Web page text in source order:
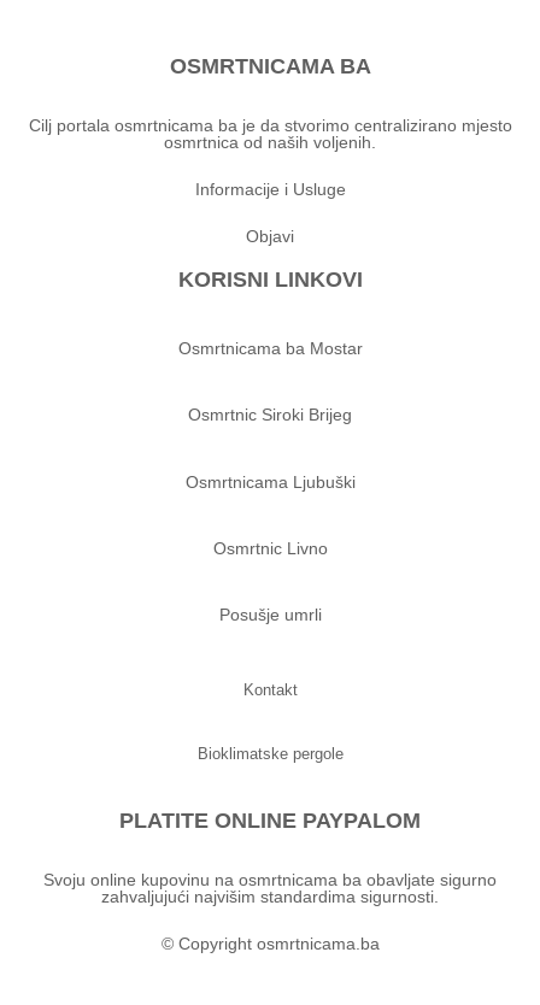
OSMRTNICAMA BA
Cilj portala osmrtnicama ba je da stvorimo centralizirano mjesto
osmrtnica od naših voljenih.
Informacije i Usluge
Objavi
KORISNI LINKOVI
Osmrtnicama ba Mostar
Osmrtnic Siroki Brijeg
Osmrtnicama Ljubuški
Osmrtnic Livno
Posušje umrli
Kontakt
Bioklimatske pergole
PLATITE ONLINE PAYPALOM
Svoju online kupovinu na osmrtnicama ba obavljate sigurno
zahvaljujući najvišim standardima sigurnosti.
© Copyright osmrtnicama.ba